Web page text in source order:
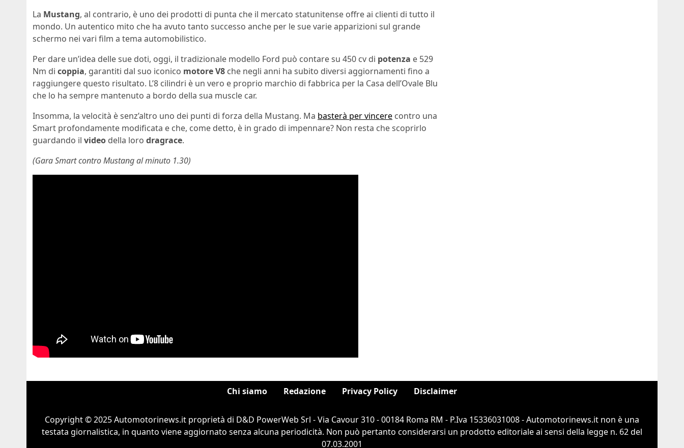
La Mustang, al contrario, è uno dei prodotti di punta che il mercato statunitense offre ai clienti di tutto il
mondo. Un autentico mito che ha avuto tanto successo anche per le sue varie apparizioni sul grande
schermo nei vari film a tema automobilistico.
Per dare un’idea delle sue doti, oggi, il tradizionale modello Ford può contare su 450 cv di potenza e 529
Nm di coppia, garantiti dal suo iconico motore V8 che negli anni ha subito diversi aggiornamenti fino a
raggiungere questo risultato. L’8 cilindri è un vero e proprio marchio di fabbrica per la Casa dell’Ovale Blu
che lo ha sempre mantenuto a bordo della sua muscle car.
Insomma, la velocità è senz’altro uno dei punti di forza della Mustang. Ma basterà per vincere contro una
Smart profondamente modificata e che, come detto, è in grado di impennare? Non resta che scoprirlo
guardando il video della loro dragrace.
(Gara Smart contro Mustang al minuto 1.30)
Chi siamo Redazione Privacy Policy Disclaimer
Copyright © 2025 Automotorinews.it proprietà di D&D PowerWeb Srl - Via Cavour 310 - 00184 Roma RM - P.Iva 15336031008 - Automotorinews.it non è una
testata giornalistica, in quanto viene aggiornato senza alcuna periodicità. Non può pertanto considerarsi un prodotto editoriale ai sensi della legge n. 62 del
07.03.2001